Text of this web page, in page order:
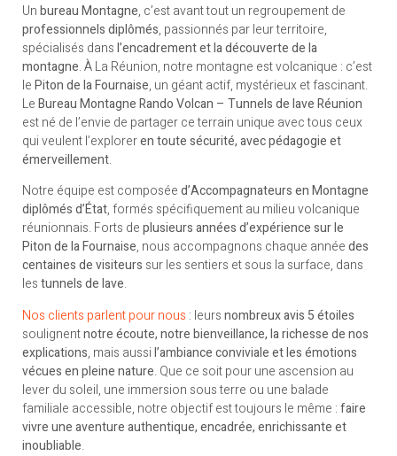
Unbureau Montagne, c’est avant tout un regroupement de
professionnels diplômés, passionnés par leur territoire,
spécialisés dansl’encadrement et la découverte de la
montagne. À La Réunion, notre montagne est volcanique : c’est
lePiton de la Fournaise, un géant actif, mystérieux et fascinant.
LeBureau Montagne Rando Volcan – Tunnels de lave Réunion
est né de l’envie de partager ce terrain unique avec tous ceux
qui veulent l’exploreren toute sécurité, avec pédagogie et
émerveillement.
Notre équipe est composéed’Accompagnateurs en Montagne
diplômés d’État, formés spécifiquement au milieu volcanique
réunionnais. Forts deplusieurs années d’expérience sur le
Piton de la Fournaise, nous accompagnons chaque annéedes
centaines de visiteurs sur les sentiers et sous la surface, dans
lestunnels de lave.
Nos clients parlent pour nous : leursnombreux avis 5 étoiles
soulignentnotre écoute, notre bienveillance, la richesse de nos
explications, mais aussil’ambiance conviviale et les émotions
vécues en pleine nature. Que ce soit pour une ascension au
lever du soleil, une immersion sous terre ou une balade
familiale accessible, notre objectif est toujours le même :faire
vivre une aventure authentique, encadrée, enrichissante et
inoubliable.